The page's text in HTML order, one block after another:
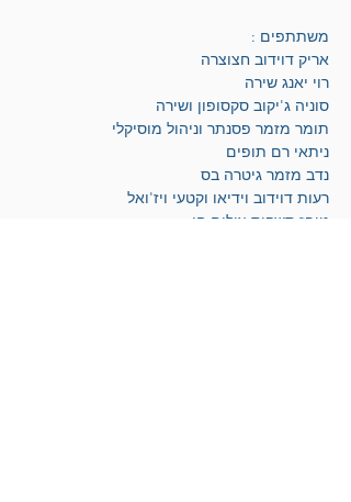
משתתפים :
אריק דוידוב חצוצרה
רוי יאנג שירה
סוניה ג'יקוב סקסופון ושירה
תומר מזמר פסנתר וניהול מוסיקלי
ניתאי רם תופים
נדב מזמר גיטרה בס
רעות דוידוב וידיאו וקטעי ויז'ואל
טופז סשקיס צילום חי